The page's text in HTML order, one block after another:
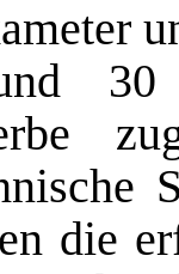
30
die